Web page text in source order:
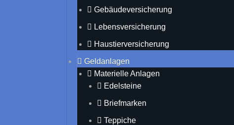
Gebäudeversicherung
Lebensversicherung
Haustierversicherung
Geldanlagen
Materielle Anlagen
Edelsteine
Briefmarken
Teppiche